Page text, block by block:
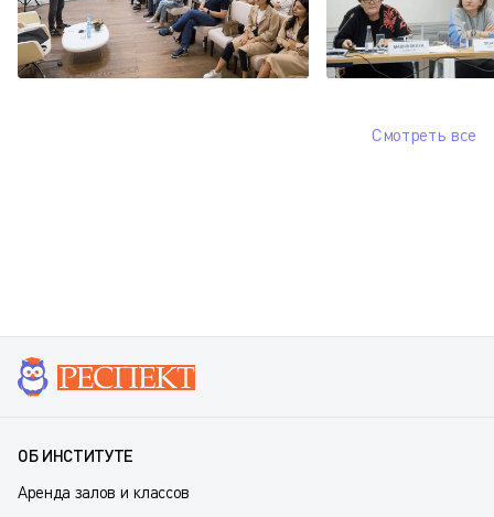
Смотреть все
ОБ ИНСТИТУТЕ
Аренда залов и классов